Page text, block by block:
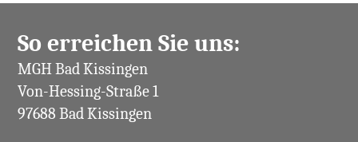
So erreichen Sie uns:
MGH Bad Kissingen
Von-Hessing-Straße 1
97688 Bad Kissingen